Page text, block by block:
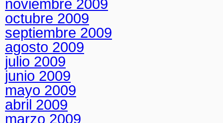
noviembre 2009
octubre 2009
septiembre 2009
agosto 2009
julio 2009
junio 2009
mayo 2009
abril 2009
marzo 2009